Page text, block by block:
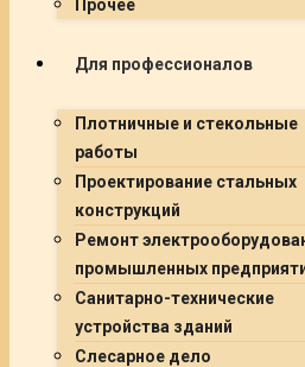
Прочее
Для профессионалов
Плотничные и стекольные
работы
Проектирование стальных
конструкций
Ремонт
промышленных
Санитарно-технические
устройства зданий
Слесарное дело